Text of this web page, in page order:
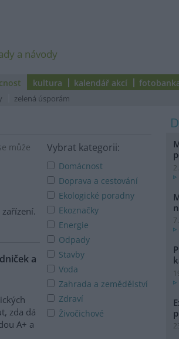
a návody
kultura kalendář akcí
zelená úsporám
Vybrat kategorii:
Domácnost
Doprava a cestování
Ekologické poradny
Ekoznačky
Energie
Odpady
Stavby
Voda
Zahrada a zemědělství
Zdraví
Živočichové
může
a
zda dá
A+ a